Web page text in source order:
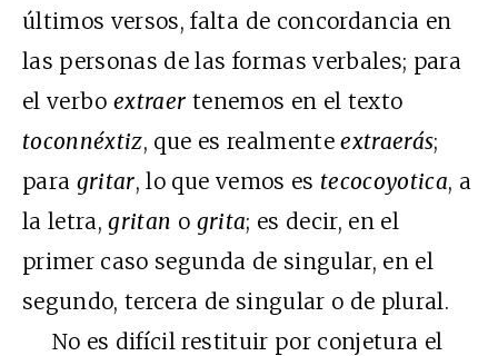
últimos versos, falta de concordancia en
las personas de las formas verbales; para
el verboextraer tenemos en el texto
toconnéxtiz, que es realmenteextraerás;
para gritar, lo que vemos es tecocoyotica, a
la letra,gritan o grita; es decir, en el
primer caso segunda de singular, en el
segundo, tercera de singular o de plural.
No es difícil restituir por conjetura el